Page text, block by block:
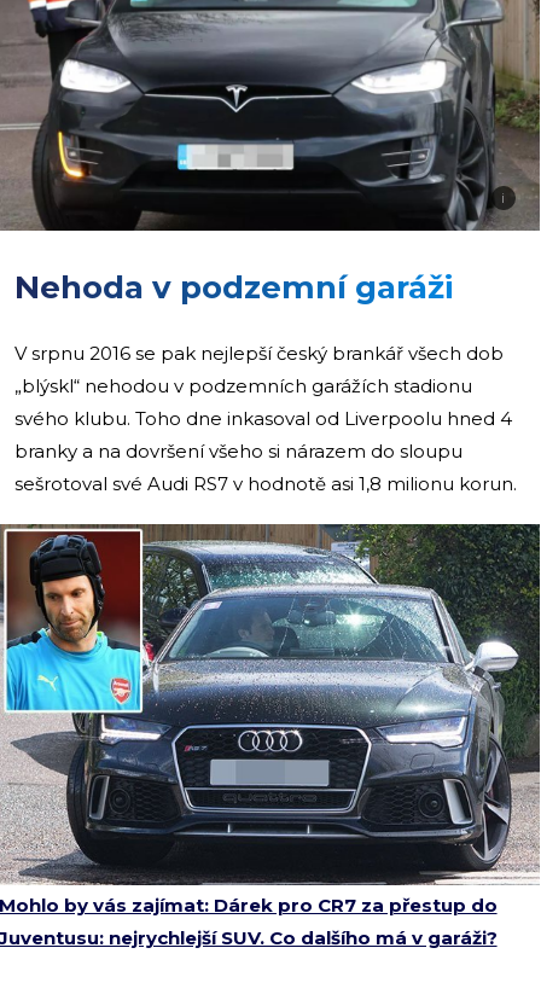
i
Nehoda v podzemní garáži
V srpnu 2016 se pak nejlepší český brankář všech dob
„blýskl“ nehodou v podzemních garážích stadionu
svého klubu. Toho dne inkasoval od Liverpoolu hned 4
branky a na dovršení všeho si nárazem do sloupu
sešrotoval své Audi RS7 v hodnotě asi 1,8 milionu korun.
by vás zajímat: Dárek pro CR7 za přestup do
nejrychlejší SUV. Co dalšího má v garáži?